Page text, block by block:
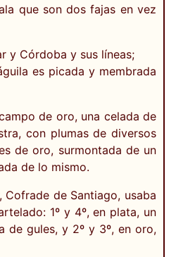
que son dos fajas en vez
y Córdoba y sus líneas;
es picada y membrada
de oro, una celada de
con plumas de diversos
de oro, surmontada de un
de lo mismo.
Cofrade de Santiago, usaba
1º y 4º, en plata, un
de gules, y 2º y 3º, en oro,